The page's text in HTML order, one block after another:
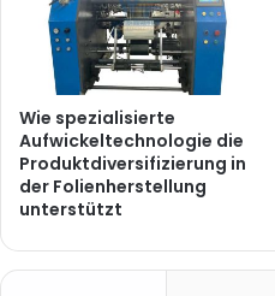
Wie spezialisierte
Aufwickeltechnologie die
Produktdiversifizierung in
der Folienherstellung
unterstützt